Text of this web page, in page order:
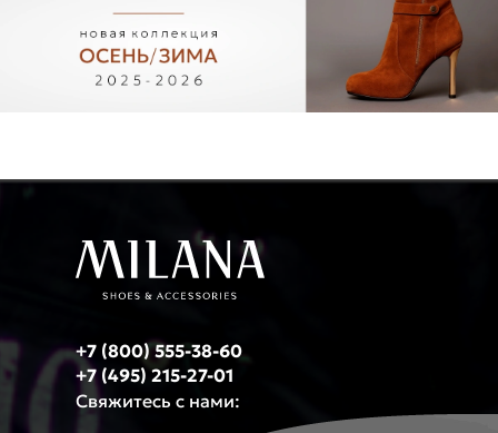
+7 (800) 555-38-60
+7 (495) 215-27-01
Свяжитесь с нами: